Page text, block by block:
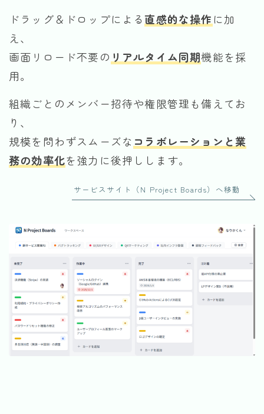
ドラッグ＆ドロップによる 直感的な操作に加
え、
画面リロード不要の リアルタイム同期機能を採
用。
組織ごとのメンバー招待や権限管理も備えてお
り、
規模を問わずスムーズな コラボレーションと業
務の効率化を強力に後押しします。
サービスサイト（N Project Boards）へ移動